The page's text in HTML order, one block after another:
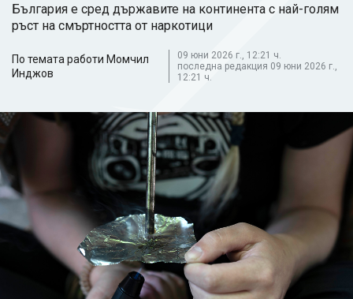
България е сред държавите на континента с най-голям
ръст на смъртността от наркотици
По темата работи Момчил
Инджов
09 юни 2026 г., 12:21 ч.
последна редакция 09 юни 2026 г.,
12:21 ч.